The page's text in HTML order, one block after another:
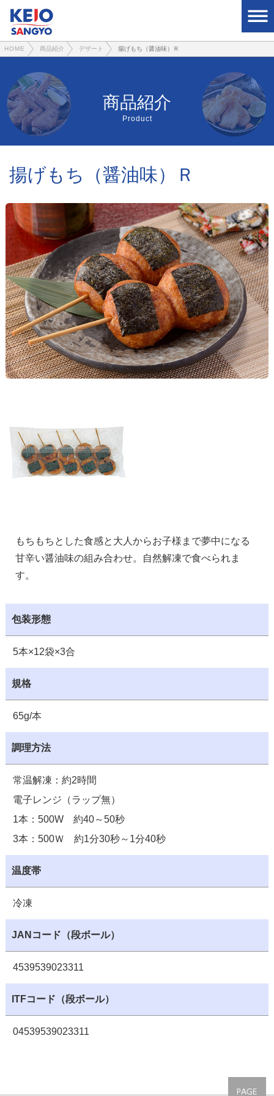
HOME 商品紹介 デザート 揚げもち（醤油味）Ｒ
商品紹介
Product
揚げもち（醤油味）Ｒ
もちもちとした食感と大人からお子様まで夢中になる
甘辛い醤油味の組み合わせ。自然解凍で食べられま
す。
包装形態
5本×12袋×3合
規格
65g/本
調理方法
常温解凍：約2時間
電子レンジ（ラップ無）
1本：500W 約40～50秒
3本：500Ｗ 約1分30秒～1分40秒
温度帯
冷凍
JANコード（段ボール）
4539539023311
ITFコード（段ボール）
04539539023311